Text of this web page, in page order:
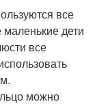
все
дети
все
можно